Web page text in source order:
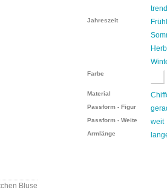
Jahreszeit
Farbe
Material
Passform - Figur
Passform - Weite weit
Armlänge
Bluse